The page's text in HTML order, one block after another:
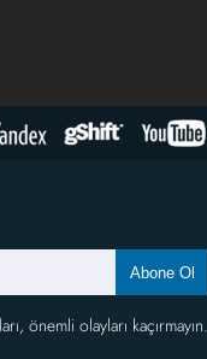
Abone Ol
önemli olayları kaçırmayın.